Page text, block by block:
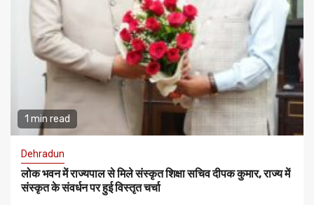
1 min read
Dehradun
लोक भवन में राज्यपाल से मिले संस्कृत शिक्षा सचिव दीपक कुमार, राज्य में
संस्कृत के संवर्धन पर हुई विस्तृत चर्चा